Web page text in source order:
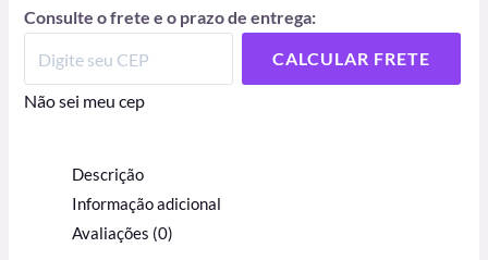
Consulte o frete e o prazo de entrega:
CALCULAR FRETE
Não sei meu cep
Descrição
Informação adicional
Avaliações (0)